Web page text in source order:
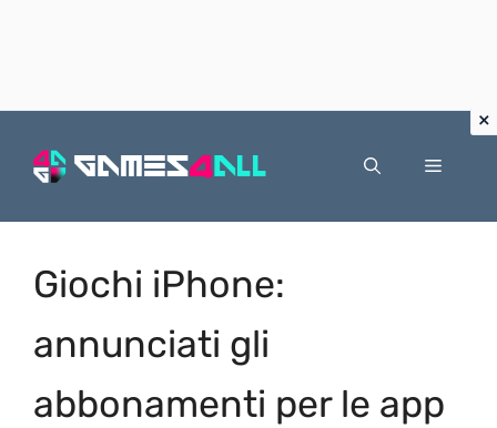
Menu
Giochi iPhone:
annunciati gli
abbonamenti per le app